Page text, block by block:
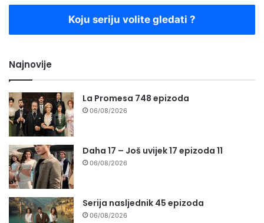
Koju seriju volite gledati ?
Najnovije
La Promesa 748 epizoda
06/08/2026
Daha 17 – Još uvijek 17 epizoda 11
06/08/2026
Serija nasljednik 45 epizoda
06/08/2026